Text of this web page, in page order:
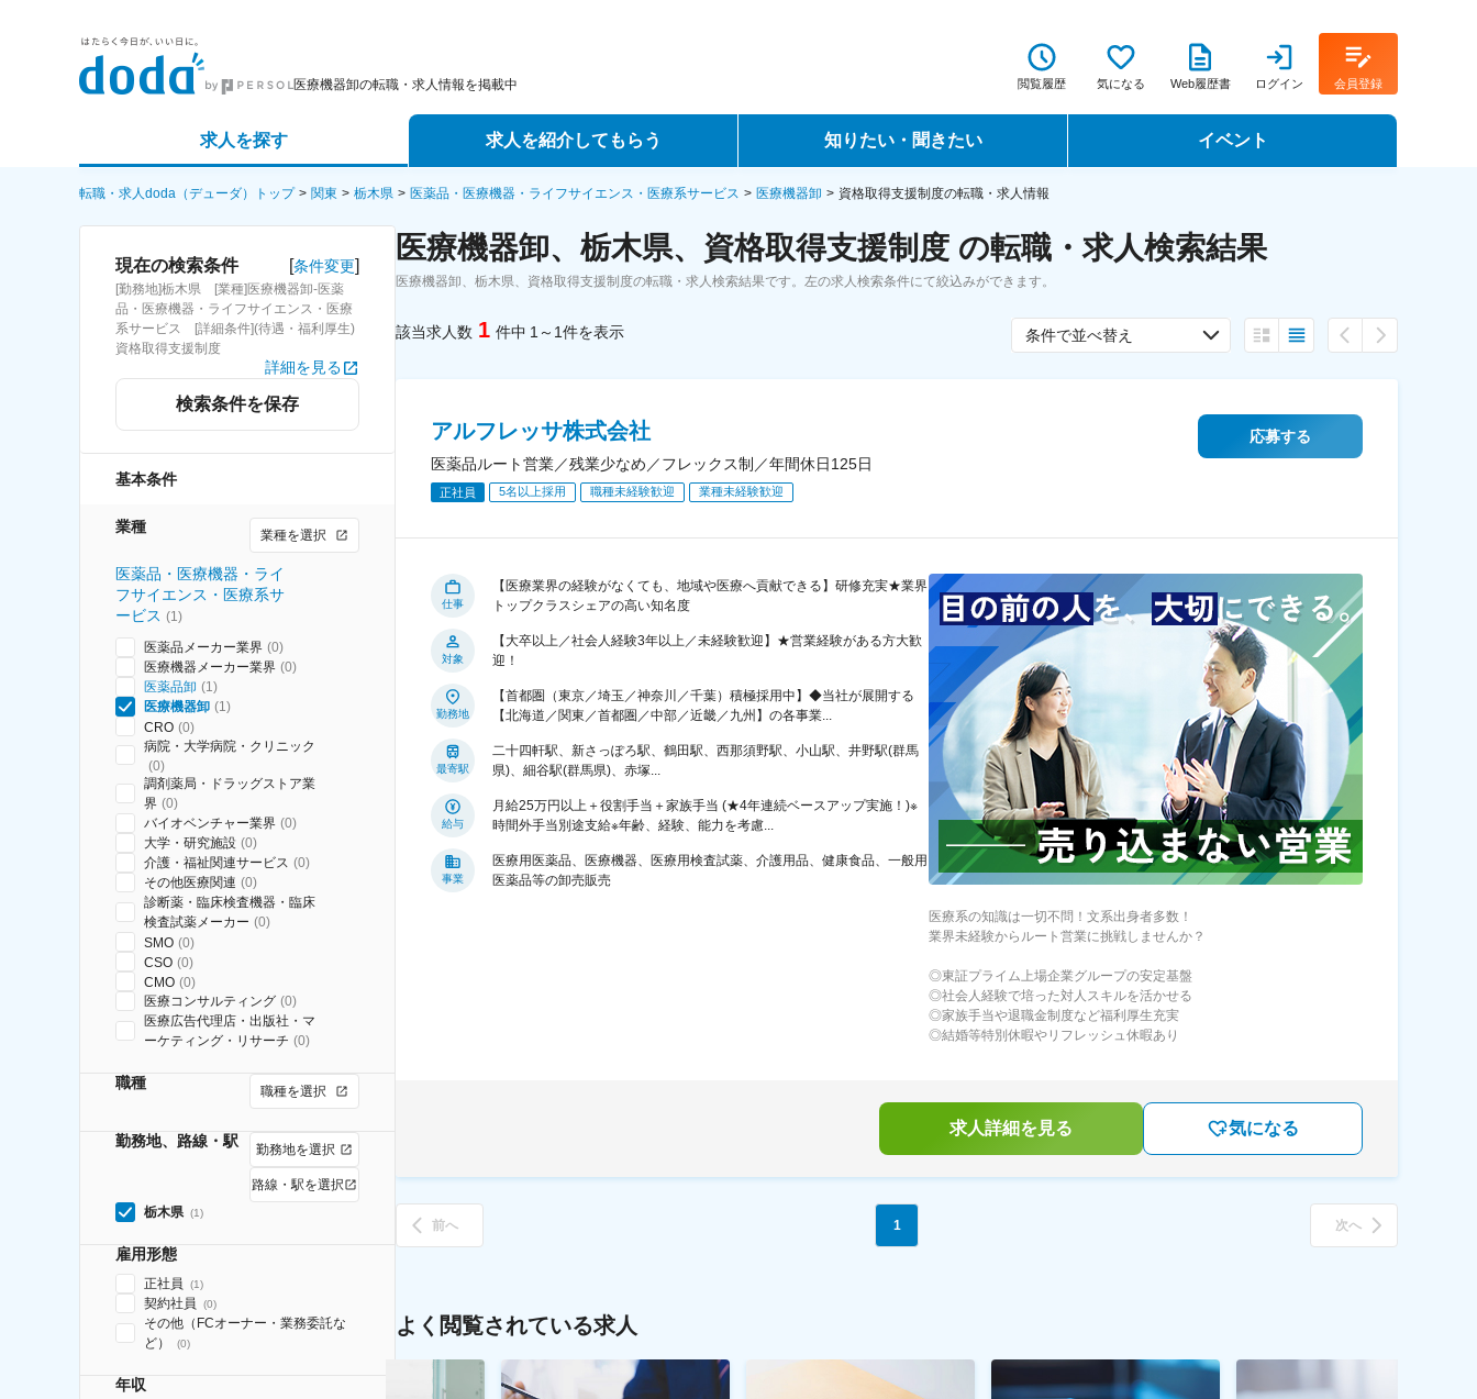
医療機器卸の転職・求人情報を掲載中 閲覧履歴 気になる Web履歴書 ログイン 会員登録
求人を探す
詳細条件から探す
求人特集から探す
求人を紹介してもらう
エージェントサービス
スカウトサービス
知りたい・聞きたい
転職ノウハウ
データで見る転職
イベント
転職フェア
転職・求人doda（デューダ）トップ 関東 栃木県 医薬品・医療機器・ライフサイエンス・医療系サービス 医療機器卸 資格取得支援制度の転職・求人情報
現在の検索条件 [条件変更]
[勤務地]栃木県 [業種]医療機器卸-医薬
品・医療機器・ライフサイエンス・医療
系サービス [詳細条件](待遇・福利厚生)
資格取得支援制度
詳細を見る
検索条件を保存
基本条件
業種 業種を選択
医薬品・医療機器・ライ
フサイエンス・医療系サ
ービス (1)
医薬品メーカー業界 (0)
医療機器メーカー業界 (0)
医薬品卸 (1)
医療機器卸 (1)
CRO (0)
病院・大学病院・クリニック
(0)
調剤薬局・ドラッグストア業
界 (0)
バイオベンチャー業界 (0)
大学・研究施設 (0)
介護・福祉関連サービス (0)
その他医療関連 (0)
診断薬・臨床検査機器・臨床
検査試薬メーカー (0)
SMO (0)
CSO (0)
CMO (0)
医療コンサルティング (0)
医療広告代理店・出版社・マ
ーケティング・リサーチ (0)
職種 職種を選択
勤務地、路線・駅 勤務地を選択
路線・駅を選択
栃木県 (1)
雇用形態
正社員 (1)
契約社員 (0)
その他（FCオーナー・業務委託な
ど）
(0)
年収
医療機器卸、栃木県、資格取得支援制度 の転職・求人検索結果
医療機器卸、栃木県、資格取得支援制度の転職・求人検索結果です。左の求人検索条件にて絞込みができます。
該当求人数 1 件中 1～1件を表示 条件で並べ替え
アルフレッサ株式会社
医薬品ルート営業／残業少なめ／フレックス制／年間休日125日
正社員 5名以上採用 職種未経験歓迎 業種未経験歓迎
応募する
仕事
【医療業界の経験がなくても、地域や医療へ貢献できる】研修充実★業界
トップクラスシェアの高い知名度
対象
【大卒以上／社会人経験3年以上／未経験歓迎】★営業経験がある方大歓
迎！
勤務地
【首都圏（東京／埼玉／神奈川／千葉）積極採用中】◆当社が展開する
【北海道／関東／首都圏／中部／近畿／九州】の各事業...
最寄駅
二十四軒駅、新さっぽろ駅、鶴田駅、西那須野駅、小山駅、井野駅(群馬
県)、細谷駅(群馬県)、赤塚...
給与
月給25万円以上＋役割手当＋家族手当 (★4年連続ベースアップ実施！)※
時間外手当別途支給※年齢、経験、能力を考慮...
事業
医療用医薬品、医療機器、医療用検査試薬、介護用品、健康食品、一般用
医薬品等の卸売販売
医療系の知識は一切不問！文系出身者多数！
業界未経験からルート営業に挑戦しませんか？
◎東証プライム上場企業グループの安定基盤
◎社会人経験で培った対人スキルを活かせる
◎家族手当や退職金制度など福利厚生充実
◎結婚等特別休暇やリフレッシュ休暇あり
求人詳細を見る 気になる
前へ 1 次へ
よく閲覧されている求人